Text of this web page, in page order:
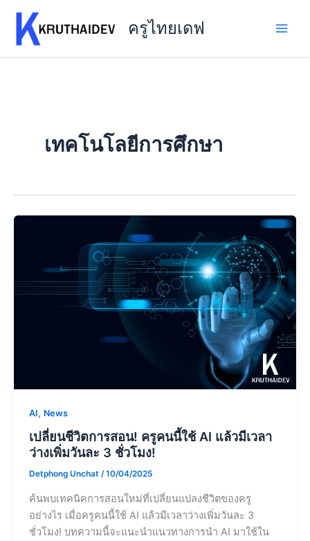
content
ครูไทยเดฟ
เทคโนโลยีการศึกษา
AI, News
เปลี่ยนชีวิตการสอน! ครูคนนี้ใช้ AI แล้วมีเวลา
ว่างเพิ่มวันละ 3 ชั่วโมง!
Detphong Unchat /10/04/2025
ค้นพบเทคนิคการสอนใหม่ที่เปลี่ยนแปลงชีวิตของครู
อย่างไร เมื่อครูคนนี้ใช้ AI แล้วมีเวลาว่างเพิ่มวันละ 3
ชั่วโมง! บทความนี้จะแนะนำแนวทางการนำ AI มาใช้ใน